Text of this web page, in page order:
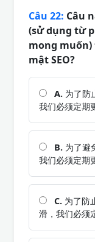
Câu 22: Câu
(sử dụng từ
mong
mật SEO?
A. 为了防
我们必须定期
B. 为了避
我们必须定期
C. 为了防
滑，我们必须